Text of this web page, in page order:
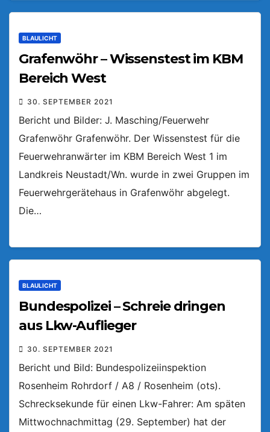
BLAULICHT
Grafenwöhr – Wissenstest im KBM
Bereich West
30. SEPTEMBER 2021
Bericht und Bilder: J. Masching/Feuerwehr
Grafenwöhr Grafenwöhr. Der Wissenstest für die
Feuerwehranwärter im KBM Bereich West 1 im
Landkreis Neustadt/Wn. wurde in zwei Gruppen im
Feuerwehrgerätehaus in Grafenwöhr abgelegt.
Die…
BLAULICHT
Bundespolizei – Schreie dringen
aus Lkw-Auflieger
30. SEPTEMBER 2021
Bericht und Bild: Bundespolizeiinspektion
Rosenheim Rohrdorf / A8 / Rosenheim (ots).
Schrecksekunde für einen Lkw-Fahrer: Am späten
Mittwochnachmittag (29. September) hat der